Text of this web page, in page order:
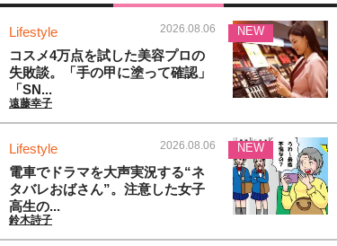
Lifestyle 2026.08.06
コスメ4万点を試した美容プロの
失敗談。「手の甲に塗って確認」
「SN...
遠藤幸子
NEW
Lifestyle 2026.08.06
電車でドラマを大声実況する“ネ
タバレおばさん”。注意した女子
高生の...
鈴木詩子
NEW